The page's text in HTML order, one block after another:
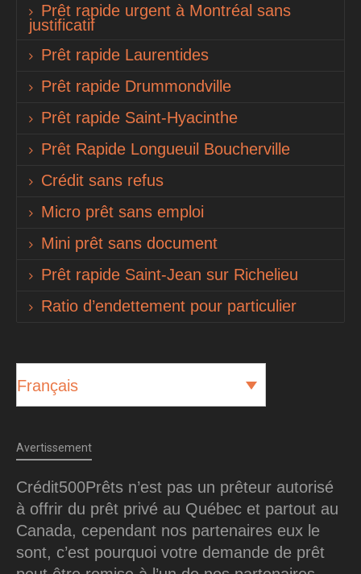
Prêt rapide urgent à Montréal sans
justificatif
Prêt rapide Laurentides
Prêt rapide Drummondville
Prêt rapide Saint-Hyacinthe
Prêt Rapide Longueuil Boucherville
Crédit sans refus
Micro prêt sans emploi
Mini prêt sans document
Prêt rapide Saint-Jean sur Richelieu
Ratio d’endettement pour particulier
Français
Avertissement
Crédit500Prêts n’est pas un prêteur autorisé
à offrir du prêt privé au Québec et partout au
Canada, cependant nos partenaires eux le
sont, c’est pourquoi votre demande de prêt